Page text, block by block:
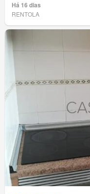
Há 16 dias
RENTOLA